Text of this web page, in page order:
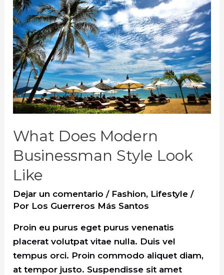
to
Outdoor
Fashion
What Does Modern
Businessman Style Look
Like
Dejar un comentario / Fashion, Lifestyle /
Por Los Guerreros Más Santos
Proin eu purus eget purus venenatis
placerat volutpat vitae nulla. Duis vel
tempus orci. Proin commodo aliquet diam,
at tempor justo. Suspendisse sit amet